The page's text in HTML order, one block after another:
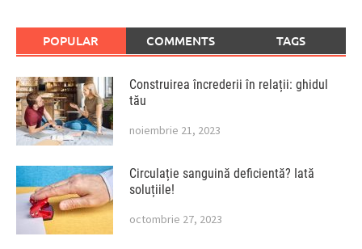
POPULAR COMMENTS TAGS
Construirea încrederii în relații: ghidul
tău
noiembrie 21, 2023
Circulație sanguină deficientă? Iată
soluțiile!
octombrie 27, 2023